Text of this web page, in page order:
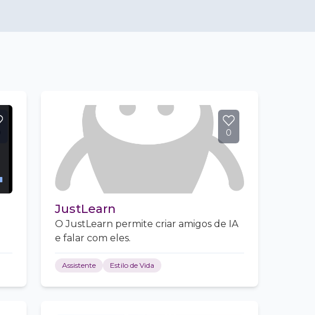
0
JustLearn
O JustLearn permite criar amigos de IA
e falar com eles.
Assistente Estilo de Vida